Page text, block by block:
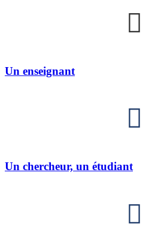
Un enseignant
Un chercheur, un étudiant